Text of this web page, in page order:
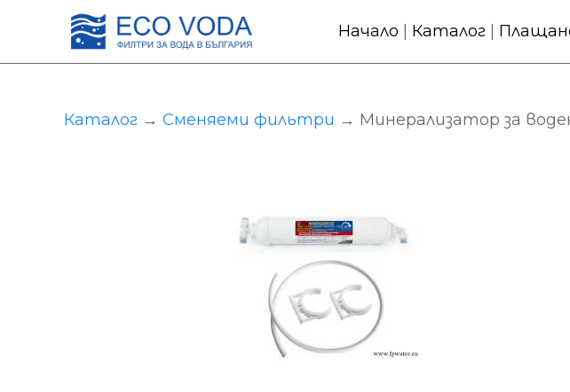
Начало Каталог|
Каталог → Сменяеми фильтри → Минерализатор за